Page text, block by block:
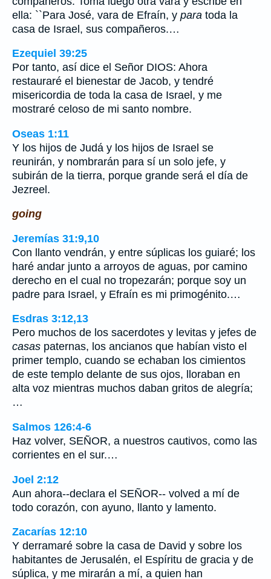
ella: ``Para José, vara de Efraín, y para toda la
casa de Israel, sus compañeros.…
Ezequiel 39:25
Por tanto, así dice el Señor DIOS: Ahora
restauraré el bienestar de Jacob, y tendré
misericordia de toda la casa de Israel, y me
mostraré celoso de mi santo nombre.
Oseas 1:11
Y los hijos de Judá y los hijos de Israel se
reunirán, y nombrarán para sí un solo jefe, y
subirán de la tierra, porque grande será el día de
Jezreel.
going
Jeremías 31:9,10
Con llanto vendrán, y entre súplicas los guiaré; los
haré andar junto a arroyos de aguas, por camino
derecho en el cual no tropezarán; porque soy un
padre para Israel, y Efraín es mi primogénito.…
Esdras 3:12,13
Pero muchos de los sacerdotes y levitas y jefes de
casas paternas, los ancianos que habían visto el
primer templo, cuando se echaban los cimientos
de este templo delante de sus ojos, lloraban en
alta voz mientras muchos daban gritos de alegría;
…
Salmos 126:4-6
Haz volver, SEÑOR, a nuestros cautivos, como las
corrientes en el sur.…
Joel 2:12
Aun ahora--declara el SEÑOR-- volved a mí de
todo corazón, con ayuno, llanto y lamento.
Zacarías 12:10
Y derramaré sobre la casa de David y sobre los
habitantes de Jerusalén, el Espíritu de gracia y de
súplica, y me mirarán a mí, a quien han